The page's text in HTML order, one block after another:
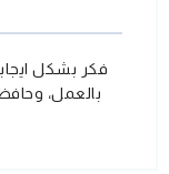
فكر بشكل
بالعمل،